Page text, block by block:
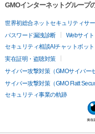
GMOインターネットグループ
世界初総合ネットセキュリティサ
パスワード漏洩診断
Webサイ
セキュリティ相談AIチャットボット
実在証明・盗聴対策
サイバー攻撃対策（GMOサイバー
サイバー攻撃対策（GMO Flatt
セキュリティ事業の軌跡